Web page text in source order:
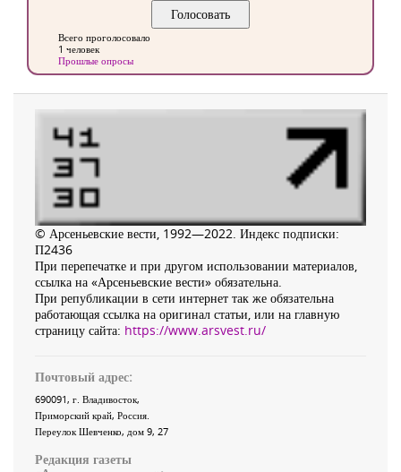
Всего проголосовало
1 человек
Прошлые опросы
© Арсеньевские вести, 1992—2022. Индекс подписки:
П2436
При перепечатке и при другом использовании материалов,
ссылка на «Арсеньевские вести» обязательна.
При републикации в сети интернет так же обязательна
работающая ссылка на оригинал статьи, или на главную
страницу сайта: https://www.arsvest.ru/
Почтовый адрес:
690091, г. Владивосток,
Приморский край, Россия.
Переулок Шевченко, дом 9, 27
Редакция газеты